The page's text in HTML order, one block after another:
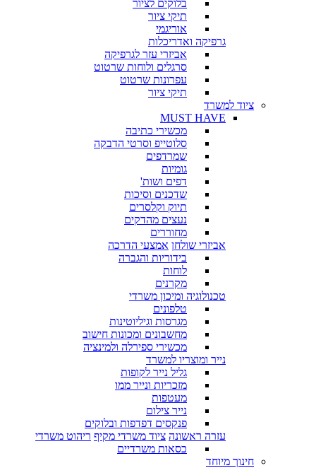
בלוקים לציור
תיקי ציור
אוריגמי
גרפיקה ואדריכלות
אביזרי עזר לגרפיקה
סרגלים ולוחות שרטוט
עפרונות שרטוט
תיקי ציור
ציוד למשרד
MUST HAVE
מכשירי כתיבה
סלוטייפ וסרטי הדבקה
שמרדפים
גומיות
דפים ושות'
שדכנים וסיכות
תיוק וקלסרים
נעצים מהדקים
מחוררים
אביזרי שולחן אמצעי הדרכה
בידוריות והגברה
לוחות
מקרנים
טכנולוגיה ומיכון משרדי
טלפונים
מגרסות וגיליוטינות
מחשבונים ומכונות חישוב
מכשירי ספירלה ולמינציה
נייר ומוצריו למשרד
גליל נייר לקופות
מזכריות ונייר ממו
מעטפות
נייר צילום
פנקסים דפדפות ובלוקים
עזרה ראשונה ציוד משרדי מקיף ריהוט משרדי
כסאות משרדיים
חינוך מיוחד